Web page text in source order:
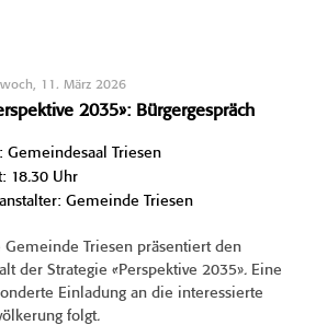
11. März 2026
2035»: Bürgergespräch
Gemeindesaal Triesen
18.30 Uhr
Gemeinde Triesen
Gemeinde Triesen präsentiert den
der Strategie «Perspektive 2035». Eine
Einladung an die interessierte
folgt.